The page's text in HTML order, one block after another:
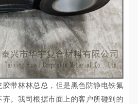
带林林总总，但是黑色防静电铁氟
。我司根据市面上的客户所碰到的